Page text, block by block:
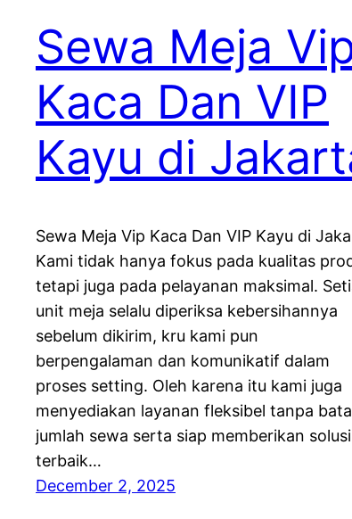
Sewa Meja
Kaca Dan VIP
Kayu di
Sewa Meja Vip Kaca Dan VIP Kayu di
Kami tidak hanya fokus pada kualitas
tetapi juga pada pelayanan maksimal.
unit meja selalu diperiksa kebersihannya
sebelum dikirim, kru kami pun
berpengalaman dan komunikatif dalam
proses setting. Oleh karena itu kami juga
menyediakan layanan fleksibel tanpa
jumlah sewa serta siap memberikan solusi
terbaik…
December 2, 2025